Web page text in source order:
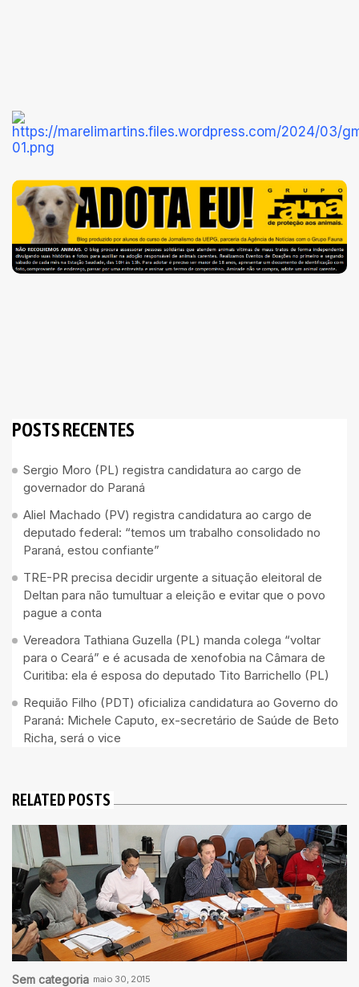
POSTS RECENTES
Sergio Moro (PL) registra candidatura ao cargo de
governador do Paraná
Aliel Machado (PV) registra candidatura ao cargo de
deputado federal: “temos um trabalho consolidado no
Paraná, estou confiante”
TRE-PR precisa decidir urgente a situação eleitoral de
Deltan para não tumultuar a eleição e evitar que o povo
pague a conta
Vereadora Tathiana Guzella (PL) manda colega “voltar
para o Ceará” e é acusada de xenofobia na Câmara de
Curitiba: ela é esposa do deputado Tito Barrichello (PL)
Requião Filho (PDT) oficializa candidatura ao Governo do
Paraná: Michele Caputo, ex-secretário de Saúde de Beto
Richa, será o vice
RELATED POSTS
Sem categoria maio 30, 2015